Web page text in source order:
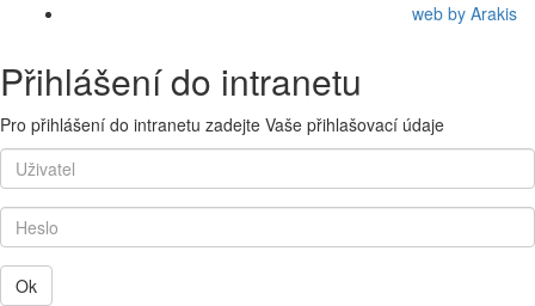
web by Arakis
Přihlášení do intranetu
Pro přihlášení do intranetu zadejte Vaše přihlašovací údaje
Ok